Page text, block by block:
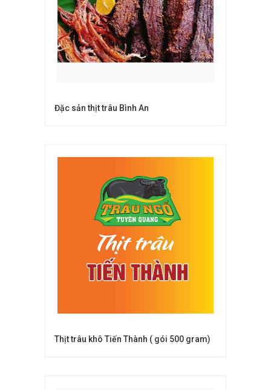
Đặc sản thịt trâu Bình An
Thịt trâu khô Tiến Thành ( gói 500 gram)